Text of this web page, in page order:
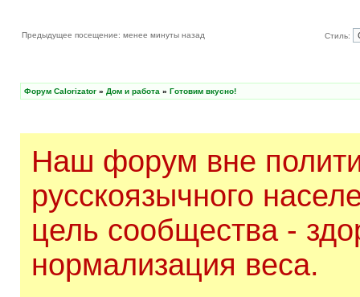
Предыдущее посещение: менее минуты назад Стиль:
Форум Calorizator » Дом и работа » Готовим вкусно!
Наш форум вне
русскоязычного
цель сообщества -
нормализация веса.